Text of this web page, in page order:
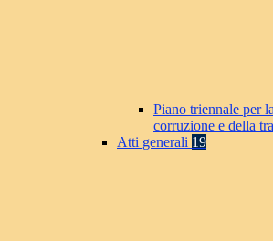
Piano triennale per
corruzione e della
Atti generali 19